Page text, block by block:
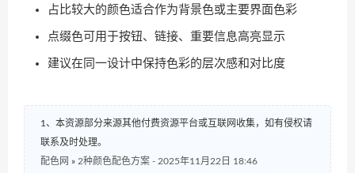
占比较大的颜色适合作为背景色或主要界面色彩
点缀色可用于按钮、链接、重要信息高亮显示
建议在同一设计中保持色彩的层次感和对比度
1、本资源部分来源其他付费资源平台或互联网收集，如有侵权请
联系及时处理。
配色网 » 2种颜色配色方案 - 2025年11月22日 18:46